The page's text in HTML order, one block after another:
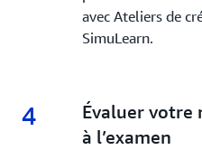
avec Ateliers de
SimuLearn.
4 4.
Évaluer votre
à l’examen